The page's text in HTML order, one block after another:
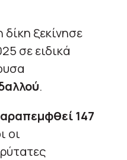
δίκη ξεκίνησε
σε ειδικά
.
147
οι